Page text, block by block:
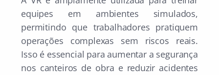
equipes em ambientes simulados,
permitindo que trabalhadores pratiquem
operações complexas sem riscos reais.
Isso é essencial para aumentar a segurança
nos canteiros de obra e reduzir acidentes